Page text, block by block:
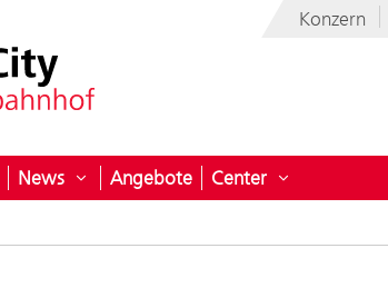
Konzern
News Untermenü öffnen für News
Angebote Center Untermenü